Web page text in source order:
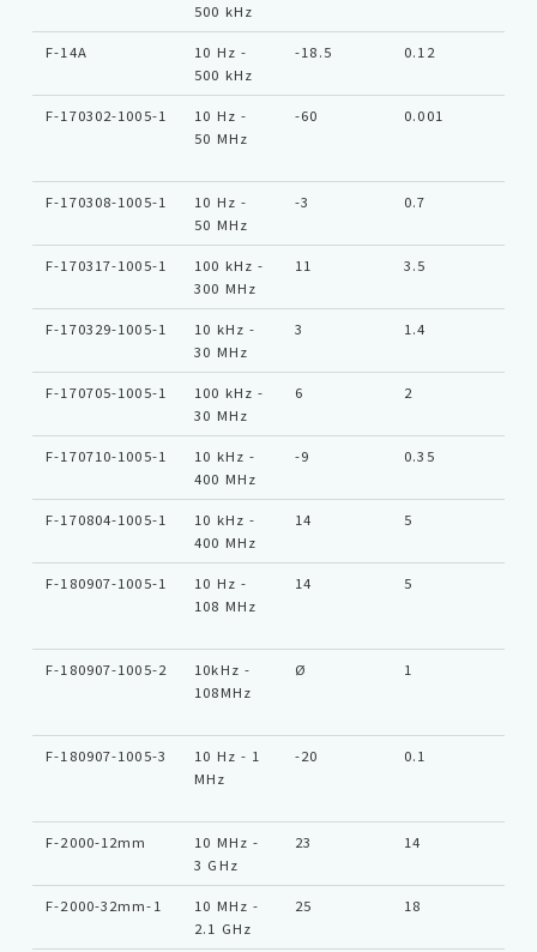
500 kHz
F-14A
10 Hz -
500 kHz
-18.5 0.12
F-170302-1005-1
10 Hz -
50 MHz
-60 0.001
F-170308-1005-1
10 Hz -
50 MHz
-3 0.7
F-170317-1005-1
100 kHz -
300 MHz
11 3.5
F-170329-1005-1
10 kHz -
30 MHz
3 1.4
F-170705-1005-1
100 kHz -
30 MHz
6 2
F-170710-1005-1
10 kHz -
400 MHz
-9 0.35
F-170804-1005-1
10 kHz -
400 MHz
14 5
F-180907-1005-1
10 Hz -
108 MHz
14 5
F-180907-1005-2
10kHz -
108MHz
Ø 1
F-180907-1005-3
10 Hz - 1
MHz
-20 0.1
F-2000-12mm
10 MHz -
3 GHz
23 14
F-2000-32mm-1
10 MHz -
2.1 GHz
25 18